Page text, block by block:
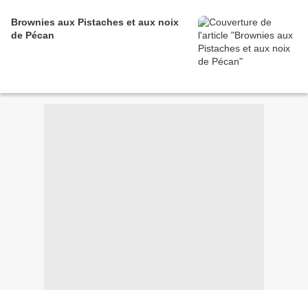
Brownies aux Pistaches et aux noix
de Pécan